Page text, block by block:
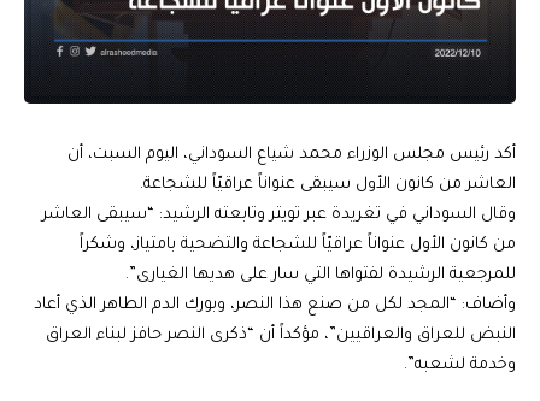
أكد رئيس مجلس الوزراء محمد شياع السوداني، اليوم السبت، أن
العاشر من كانون الأول سيبقى عنواناً عراقيّاً للشجاعة.
وقال السوداني في تغريدة عبر تويتر وتابعته الرشيد: “سيبقى العاشر
من كانون الأول عنواناً عراقيّاً للشجاعة والتضحية بامتياز، وشكراً
للمرجعية الرشيدة لفتواها التي سار على هديها الغيارى”.
وأضاف: “المجد لكل من صنع هذا النصر، وبورك الدم الطاهر الذي أعاد
النبض للعراق والعراقيين”، مؤكداً أن “ذكرى النصر حافز لبناء العراق
وخدمة لشعبه”.